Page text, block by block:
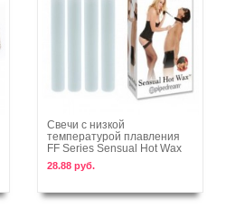
В корзину
Свечи с низкой
температурой плавления
FF Series Sensual Hot Wax
28.88 руб.